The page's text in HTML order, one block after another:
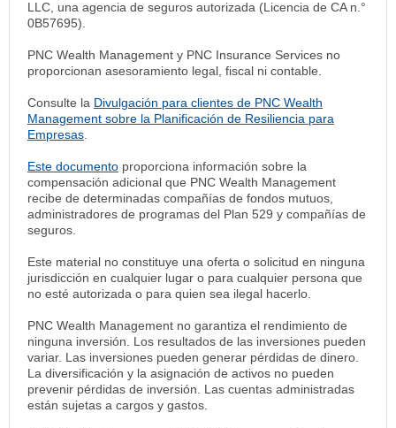
LLC, una agencia de seguros autorizada (Licencia de CA n.°
0B57695).
PNC Wealth Management y PNC Insurance Services no
proporcionan asesoramiento legal, fiscal ni contable.
Consulte la Divulgación para clientes de PNC Wealth
Management sobre la Planificación de Resiliencia para
Empresas
Este documento proporciona información sobre la
compensación adicional que PNC Wealth Management
recibe de determinadas compañías de fondos mutuos,
administradores de programas del Plan 529 y compañías de
seguros.
Este material no constituye una oferta o solicitud en ninguna
jurisdicción en cualquier lugar o para cualquier persona que
no esté autorizada o para quien sea ilegal hacerlo.
PNC Wealth Management no garantiza el rendimiento de
ninguna inversión. Los resultados de las inversiones pueden
variar. Las inversiones pueden generar pérdidas de dinero.
La diversificación y la asignación de activos no pueden
prevenir pérdidas de inversión. Las cuentas administradas
están sujetas a cargos y gastos.